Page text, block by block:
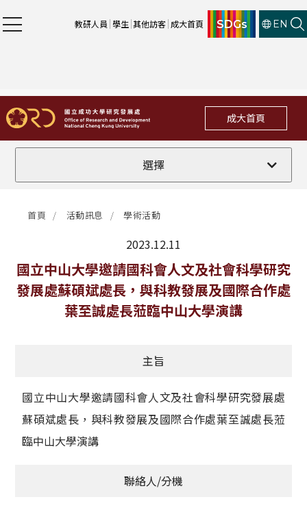
教研人員 學生 其他訪客 成大首頁 SDGs EN
成大首頁
選擇
全部
法規修訂
補助獎項
活動訊息
學術榮譽
其他
首頁 活動訊息 學術活動
2023.12.11
最新消息
國立中山大學邀請國科會人文及社會科學研究
發展處蘇碩斌處長，與科教發展及國際合作處
葉至誠處長蒞臨中山大學演講
主旨
國立中山大學邀請國科會人文及社會科學研究發展處
蘇碩斌處長，與科教發展及國際合作處葉至誠處長蒞
臨中山大學演講
聯絡人/分機